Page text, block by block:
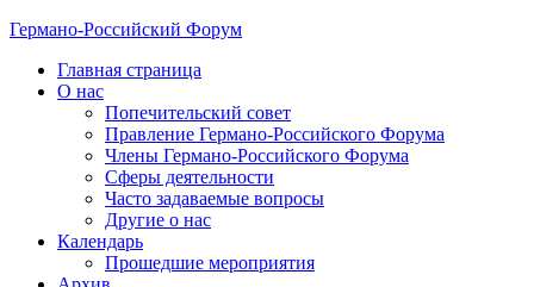
Германо-Российский Форум
Главная страница
О нас
Попечительский совет
Правление Германо-Российского Форума
Члены Германо-Российского Форума
Сферы деятельности
Часто задаваемые вопросы
Другие о нас
Календарь
Прошедшие мероприятия